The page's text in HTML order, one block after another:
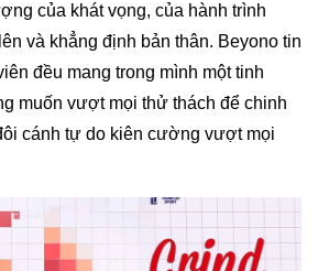
của khát vọng, của hành trình
và khẳng định bản thân. Beyono tin
đều mang trong mình một tinh
muốn vượt mọi thử thách để chinh
cánh tự do kiên cường vượt mọi